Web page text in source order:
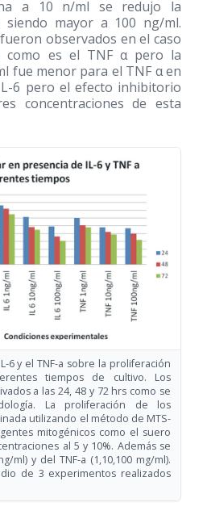
a 10 n/ml se redujo la
siendo mayor a 100 ng/ml.
observados en el caso
como es el TNF α pero la
fue menor para el TNF α en
6 pero el efecto inhibitorio
concentraciones de esta
6 y el TNF-a sobre la proliferación
tiempos de cultivo. Los
a las 24, 48 y 72 hrs como se
La proliferación de los
utilizando el método de MTS-
mitogénicos como el suero
al 5 y 10%. Además se
ml) y del TNF-a (1,10,100 mg/ml).
de 3 experimentos realizados